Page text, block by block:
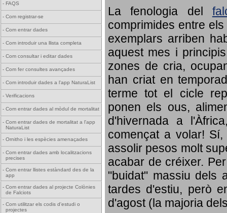
- FAQS
- Com registrar-se
- Com entrar dades
- Com introduir una llista completa
- Com consultar i editar dades
- Com fer consultes avançades
- Com introduir dades a l'app NaturaList
- Verificacions
- Com entrar dades al mòdul de mortalitat
- Com entrar dades de mortalitat a l'app
NaturaList
- Ornitho i les espècies amenaçades
- Com entrar dades amb localitzacions
precises
- Com entrar llistes estàndard des de la
app
- Com entrar dades al projecte Colònies
de Falciots
- Com utilitzar els codis d'estudi o
projectes
La fenologia del
comprimides entre
exemplars arriben
aquest mes i
zones de cria,
han criat en
terme tot el cicle
ponen els ous,
d'hivernada a
començat a volar!
assolir pesos molt
acabar de créixer.
"buidat" massiu dels
tardes d'estiu, però
d'agost (la majoria